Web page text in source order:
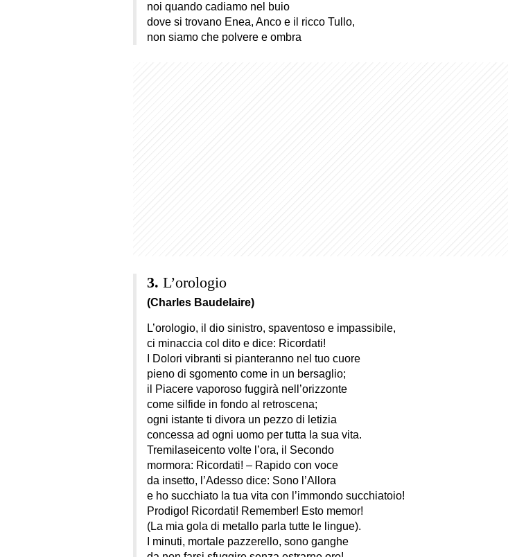
noi quando cadiamo nel buio
dove si trovano Enea, Anco e il ricco Tullo,
non siamo che polvere e ombra
L’orologio
(Charles Baudelaire)
L’orologio, il dio sinistro, spaventoso e impassibile,
ci minaccia col dito e dice: Ricordati!
I Dolori vibranti si pianteranno nel tuo cuore
pieno di sgomento come in un bersaglio;
il Piacere vaporoso fuggirà nell’orizzonte
come silfide in fondo al retroscena;
ogni istante ti divora un pezzo di letizia
concessa ad ogni uomo per tutta la sua vita.
Tremilaseicento volte l’ora, il Secondo
mormora: Ricordati! – Rapido con voce
da insetto, l’Adesso dice: Sono l’Allora
e ho succhiato la tua vita con l’immondo succhiatoio!
Prodigo! Ricordati! Remember! Esto memor!
(La mia gola di metallo parla tutte le lingue).
I minuti, mortale pazzerello, sono ganghe